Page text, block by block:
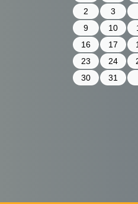
2
3
9
10
16
17
23
24
30
31